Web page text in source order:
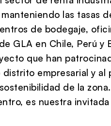
las tasas
de bodegaje,
GLA en Chile, Perú y
que han
empresarial y al
de la
es nuestra